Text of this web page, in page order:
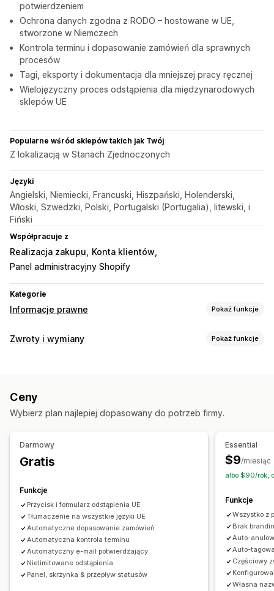
potwierdzeniem
Ochrona danych zgodna z RODO – hostowane w UE,
stworzone w Niemczech
Kontrola terminu i dopasowanie zamówień dla sprawnych
procesów
Tagi, eksporty i dokumentacja dla mniejszej pracy ręcznej
Wielojęzyczny proces odstąpienia dla międzynarodowych
sklepów UE
Popularne wśród sklepów takich jak Twój
Z lokalizacją w Stanach Zjednoczonych
Języki
Angielski, Niemiecki, Francuski, Hiszpański, Holenderski,
Włoski, Szwedzki, Polski, Portugalski (Portugalia), litewski, i
Fiński
Współpracuje z
Realizacja zakupu
Konta klientów
Panel administracyjny Shopify
Kategorie
Informacje prawne Pokaż funkcje
Zgodność
Dostosowanie
Wyskakujące okienka
Kolor i czcionka
Pozycja widżetu
Niestandardowy tekst
Zwroty i wymiany Pokaż funkcje
Ręczne zwroty kosztów
Ceny
Wybierz plan najlepiej dopasowany do potrzeb firmy.
Darmowy
Gratis
Funkcje
Przycisk i formularz odstąpienia UE
Tłumaczenie na wszystkie języki UE
Automatyczne dopasowanie zamówień
Automatyczna kontrola terminu
Automatyczny e-mail potwierdzający
Nielimitowane odstąpienia
Panel, skrzynka & przepływ statusów
Essential
$9/miesiąc
albo $90/rok,
Funkcje
Wszystko z
Brak
Auto-
Auto-
Częściowy
Własna